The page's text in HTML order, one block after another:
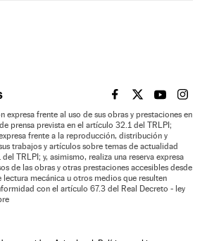
EL PAÍS BRASIL EN
EL PAÍSEL PAÍS
EL
expresa frente al uso de sus obras y prestaciones en
prensa prevista en el artículo 32.1 del TRLPI;
frente a la reproducción, distribución y
trabajos y artículos sobre temas de actualidad
TRLPI; y, asimismo, realiza una reserva expresa
de las obras y otras prestaciones accesibles desde
mecánica u otros medios que resulten
con el artículo 67.3 del Real Decreto - ley